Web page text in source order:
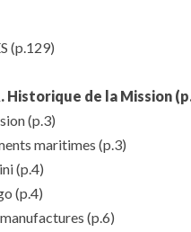
(p.129)
Historique de la Mission
(p.3)
maritimes (p.3)
(p.4)
(p.4)
(p.6)